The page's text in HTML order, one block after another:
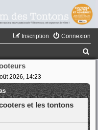
Connexion
Inscription
2026, 14:23
et les tontons